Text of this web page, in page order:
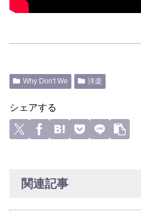
Why Don't We 洋楽
シェアする
関連記事